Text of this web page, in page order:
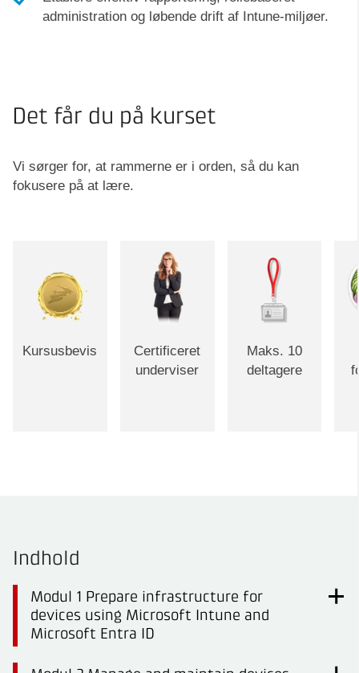
administration og løbende drift af Intune-miljøer.
Det får du på kurset
Vi sørger for, at rammerne er i orden, så du kan
fokusere på at lære.
Kursusbevis
Certificeret
underviser
Maks. 10
deltagere
Indhold
Modul 1 Prepare infrastructure for
devices using Microsoft Intune and
Microsoft Entra ID